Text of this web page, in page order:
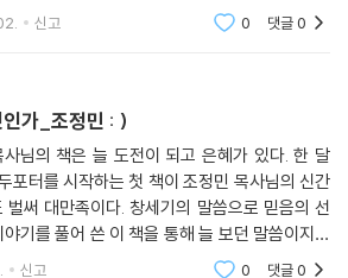
의를 들었고 책도 많이 내셨기
웠다. 이 분의 책은 그냥 술술
신고 0 댓글0
가_조정민 : )
포터를 시작하는 첫 책이 조정민 목사님의 신간
벌써 대만족이다. 창세기의 말씀으로 믿음의 선
기를 풀어 쓴 이 책을 통해 늘 보던 말씀이지만
다시금 믿음의 선택을 잘 하는 은혜가 있기를
신고 0 댓글0